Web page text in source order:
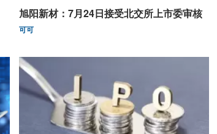
旭阳新材：7月24日接受北交所上市委审核
可可